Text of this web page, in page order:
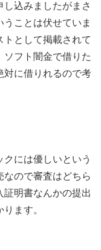
込みましたがまさ
ことは伏せていま
トとして掲載されて
ソフト闇金で借りた
対に借りれるので考
クには優しいという
なので審査はどちら
明書なんかの提出
ます。